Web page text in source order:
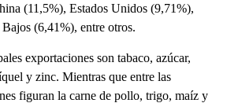
(11,5%), Estados Unidos (9,71%),
(6,41%), entre otros.
exportaciones son tabaco, azúcar,
y zinc. Mientras que entre las
figuran la carne de pollo, trigo, maíz y